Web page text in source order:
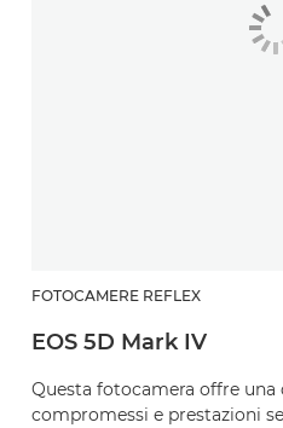
FOTOCAMERE REFLEX
EOS 5D Mark IV
Questa fotocamera offre
compromessi e prestazioni